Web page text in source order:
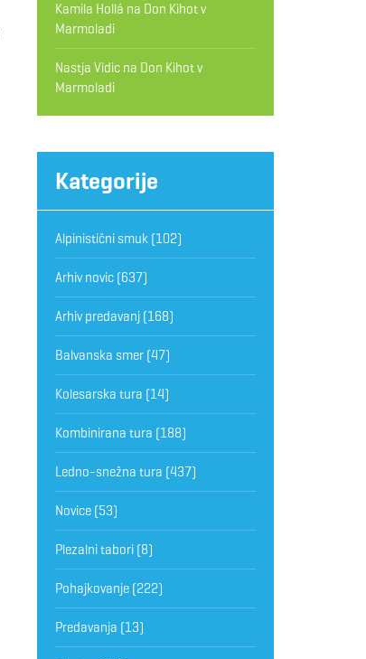
Kamila Hollá na Don Kihot v
Marmoladi
Nastja Vidicna Don Kihot v
Marmoladi
Kategorije
Alpinistični smuk(102)
Arhiv novic(637)
Arhiv predavanj(168)
Balvanska smer(47)
Kolesarska tura (14)
Kombinirana tura (188)
Ledno-snežna tura (437)
Novice(53)
Plezalni tabori(8)
Pohajkovanje(222)
Predavanja (13)